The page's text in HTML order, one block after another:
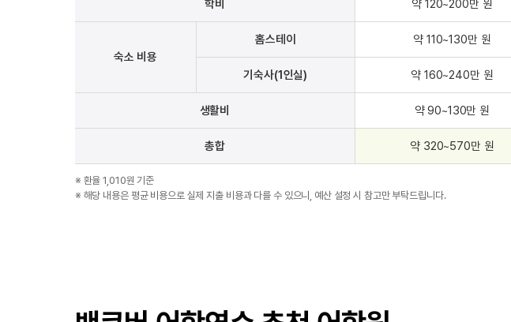
학비 약 120~200만 원
숙소 비용
홈스테이 약 110~130만 원
기숙사(1인실) 약 160~240만 원
생활비 약 90~130만 원
총합 약 320~570만 원
※ 환율 1,010원 기준
※ 해당 내용은 평균 비용으로 실제 지출 비용과 다를 수 있으니, 예산 설정 시 참고만 부탁드립니다.